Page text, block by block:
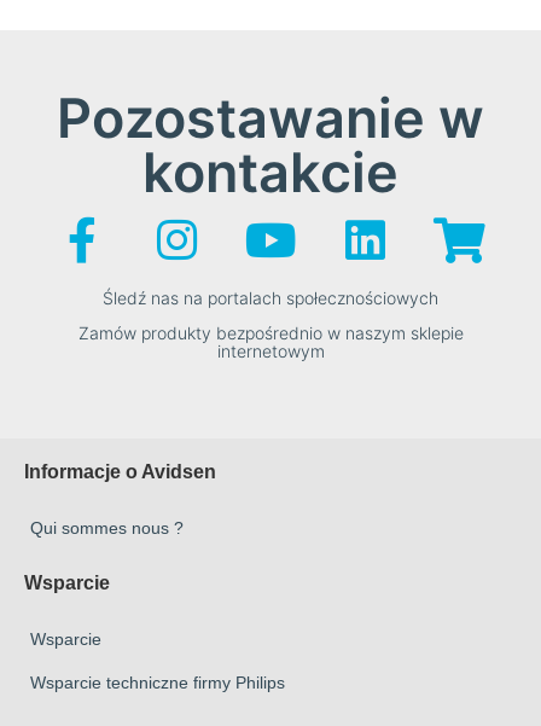
Pozostawanie w
kontakcie
Śledź nas na portalach społecznościowych
Zamów produkty bezpośrednio w naszym sklepie
internetowym
Informacje o Avidsen
Qui sommes nous ?
Wsparcie
Wsparcie
Wsparcie techniczne firmy Philips